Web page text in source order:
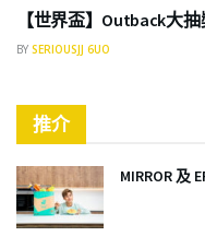
【世界盃】Outback大
BY SERIOUSJJ 6UO
推介
MIRROR 及